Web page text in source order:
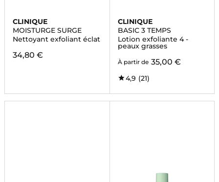
CLINIQUE
MOISTURGE SURGE
Nettoyant exfoliant éclat
34,80 €
CLINIQUE
BASIC 3 TEMPS
Lotion exfoliante 4 -
peaux grasses
À partir de 35,00 €
4,9 (21)